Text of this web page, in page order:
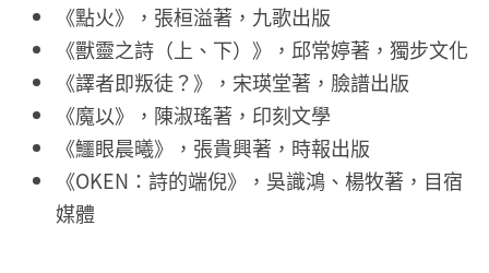
《點火》，張桓溢著，九歌出版
《獸靈之詩（上、下）》，邱常婷著，獨步文化
《譯者即叛徒？》，宋瑛堂著，臉譜出版
《魔以》，陳淑瑤著，印刻文學
《鱷眼晨曦》，張貴興著，時報出版
《OKEN：詩的端倪》，吳識鴻、楊牧著，目宿
媒體